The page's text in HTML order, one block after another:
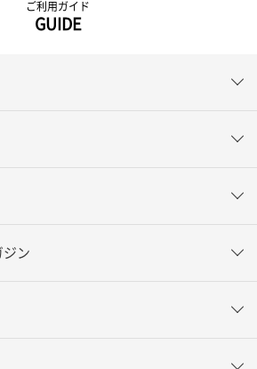
ご利用ガイド
GUIDE
ン